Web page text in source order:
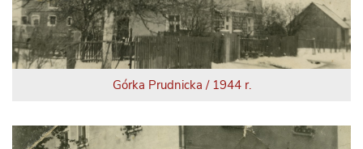
Górka Prudnicka / 1944 r.